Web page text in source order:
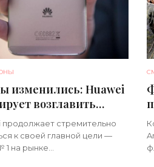
изменились: Huawei
возглавить
смартфонов в 2020
«Смартфоны»
продолжает стремительно
к своей главной цели —
1 на рынке...